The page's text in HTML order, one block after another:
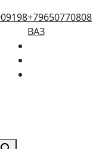
+79650770808
ВАЗ